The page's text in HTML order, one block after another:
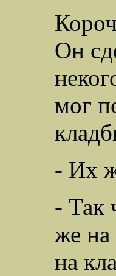
Он
мог
- Их
- Так
же на
на